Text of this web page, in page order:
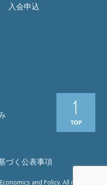
入会申込
づく公表事項
and Policy. All rights